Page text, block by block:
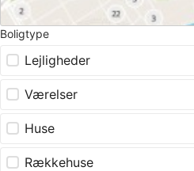
Boligtype
Lejligheder
Værelser
Huse
Rækkehuse